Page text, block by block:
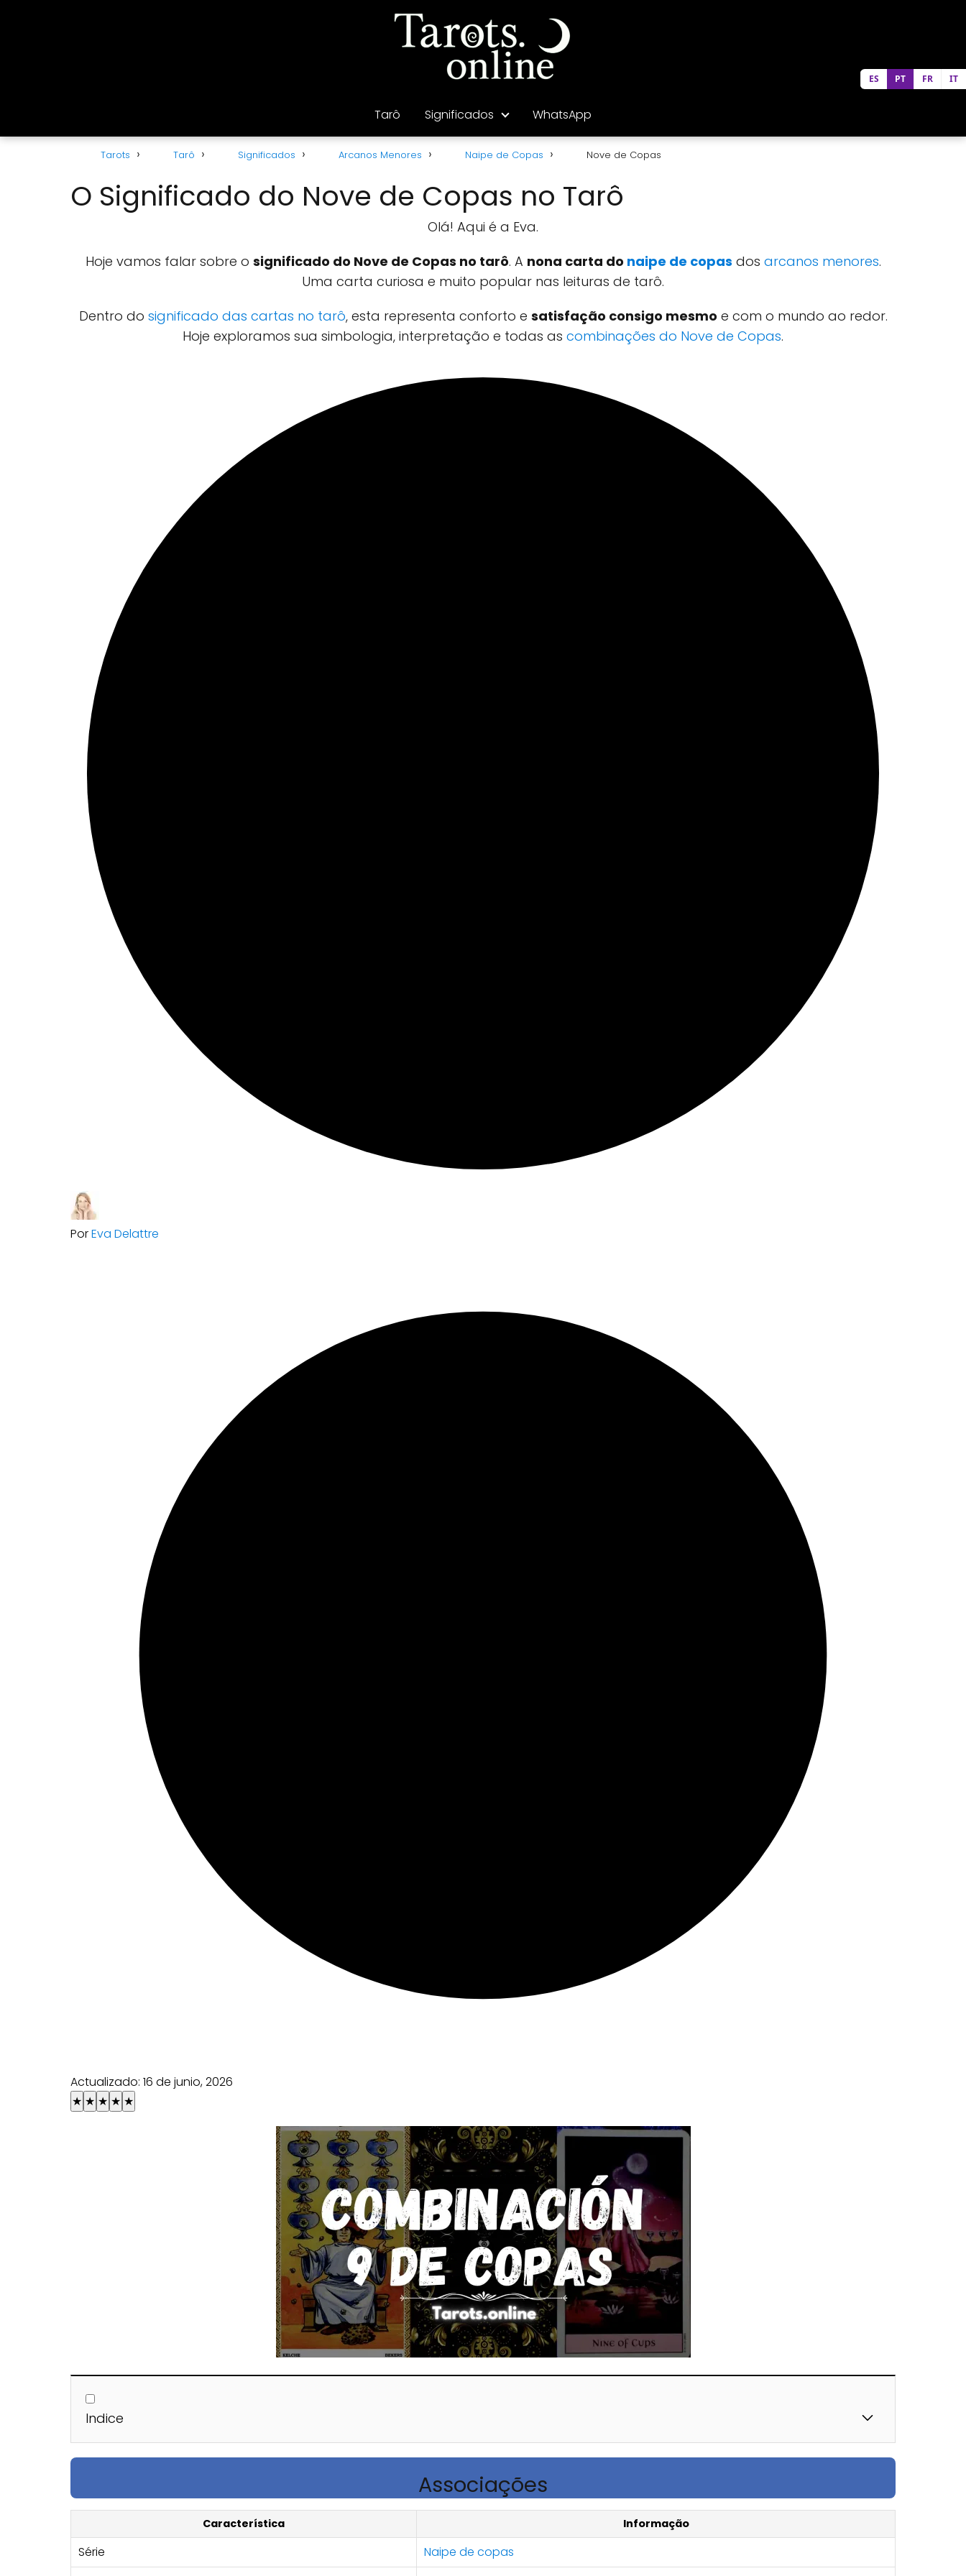
Tarô Significados WhatsApp
Tarots Tarô Significados Arcanos Menores Naipe de Copas Nove de Copas
O Significado do Nove de Copas no Tarô
Olá! Aqui é a Eva.
Hoje vamos falar sobre o significado do Nove de Copas no tarô. A nona carta do naipe de copas dos arcanos menores.
Uma carta curiosa e muito popular nas leituras de tarô.
Dentro do significado das cartas no tarô, esta representa conforto e satisfação consigo mesmo e com o mundo ao redor.
Hoje exploramos sua simbologia, interpretação e todas as combinações do Nove de Copas.
PorEva Delattre
Actualizado: 16 de junio, 2026
★ ★ ★ ★ ★
Indice
Associações
Característica Informação
Série
Naipe de copas
ES PT FR IT